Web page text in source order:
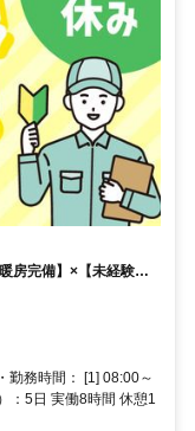
房完備】×【未経験
します◎
勤務時間： [1] 08:00～
：5日 実働8時間 休憩1